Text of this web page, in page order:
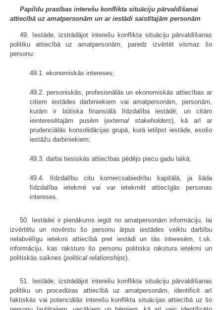
Papildu prasības interešu konflikta situāciju pārvaldīšanai
attiecībā uz amatpersonām un ar iestādi saistītajām personām
49. Iestāde, izstrādājot interešu konflikta situāciju pārvaldīšanas
politiku attiecībā uz amatpersonām, paredz izvērtēt vismaz šo
personu:
49.1. ekonomiskās intereses;
49.2. personiskās, profesionālās un ekonomiskās attiecības ar
citiem iestādes darbiniekiem vai amatpersonām, personām,
kurām ir būtiska finansiālā līdzdalība iestādē, un citām
ieinteresētajām pusēm (external stakeholders), kā arī ar
prudenciālās konsolidācijas grupā, kurā ietilpst iestāde, esošo
iestāžu darbiniekiem;
49.3. darba tiesiskās attiecības pēdējo piecu gadu laikā;
49.4. līdzdalību citu komercsabiedrību kapitālā, ja šāda
līdzdalība ietekmē vai var ietekmēt attiecīgās personas
intereses.
50. Iestādei ir pienākums iegūt no amatpersonām informāciju, lai
izvērtētu un novērstu šo personu ārpus iestādes veiktu darbību
nelabvēlīgu ietekmi attiecībā pret iestādi un tās interesēm, t.sk.
informāciju, kas raksturo šo personu politiska rakstura ietekmi un
politiskās saiknes (political relationships).
51. Iestāde, izstrādājot interešu konflikta situāciju pārvaldīšanas
politiku un procedūras attiecībā uz amatpersonām, identificē arī
faktiskās vai potenciālās interešu konflikta situācijas attiecībā uz šo